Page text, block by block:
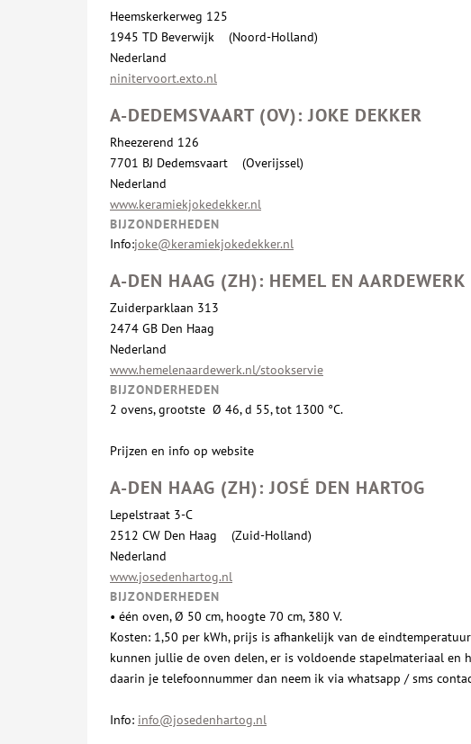
Heemskerkerweg 125
1945 TD Beverwijk (Noord-Holland)
Nederland
ninitervoort.exto.nl
A-DEDEMSVAART (OV): JOKE DEKKER
Rheezerend 126
7701 BJ Dedemsvaart (Overijssel)
Nederland
www.keramiekjokedekker.nl
BIJZONDERHEDEN
Info:joke@keramiekjokedekker.nl
A-DEN HAAG (ZH): HEMEL EN AARDEWERK
Zuiderparklaan 313
2474 GB Den Haag
Nederland
www.hemelenaardewerk.nl/stookservie
BIJZONDERHEDEN
2 ovens, grootste Ø 46, d 55, tot 1300 °C.
Prijzen en info op website
A-DEN HAAG (ZH): JOSÉ DEN HARTOG
Lepelstraat 3-C
2512 CW Den Haag (Zuid-Holland)
Nederland
www.josedenhartog.nl
BIJZONDERHEDEN
• één oven, Ø 50 cm, hoogte 70 cm, 380 V.
Kosten: 1,50 per kWh, prijs is afhankelijk van de
kunnen jullie de oven delen, er is voldoende stapelmateriaal
daarin je telefoonnummer dan neem ik via whatsapp / sms
Info: info@josedenhartog.nl